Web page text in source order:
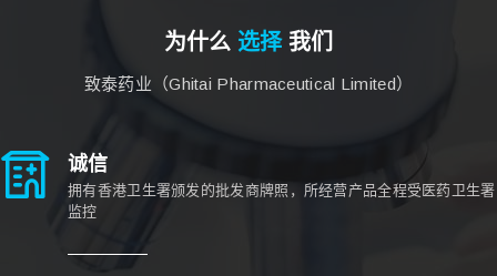
为什么 选择我们
致泰药业（Ghitai Pharmaceutical Limited）
诚信
拥有香港卫生署颁发的批发商牌照，所经营产品全程受医药卫生署
监控